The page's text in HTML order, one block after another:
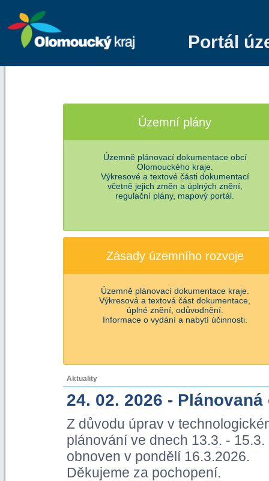
Portál
Územní plány
Územně plánovací dokumentace obcí
Olomouckého kraje.
Výkresové a textové části dokumentací
včetně jejich změn a úplných znění,
regulační plány, mapový portál.
Zásady územního rozvoje
Územně plánovací dokumentace kraje.
Výkresová a textová část dokumentace,
úplné znění, odůvodnění.
Informace o vydání a nabytí účinnosti.
Aktuality
24. 02. 2026 -
Z důvodu úprav v
plánování ve dnech 13.3. -
obnoven v pondělí 16.3.2026.
Děkujeme za pochopení.